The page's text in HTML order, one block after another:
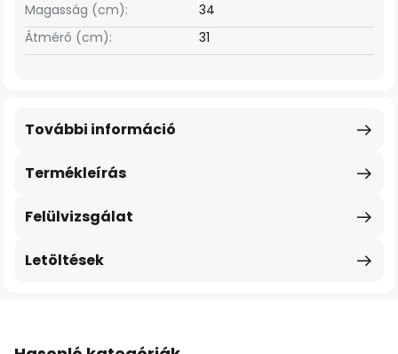
Magasság (cm):
34
Átmérő (cm):
31
Termékleírás
További információ
Felülvizsgálat
Letöltések